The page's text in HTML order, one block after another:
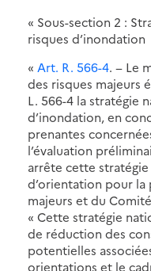
« Sous-section 2 :
risques d’inondation
« Art. R. 566-4. − Le
des risques majeurs
L. 566-4 la stratégie
d’inondation, en
prenantes
l’évaluation
arrête cette
d’orientation pour la
majeurs et du
« Cette stratégie
de réduction des
potentielles
orientations et le